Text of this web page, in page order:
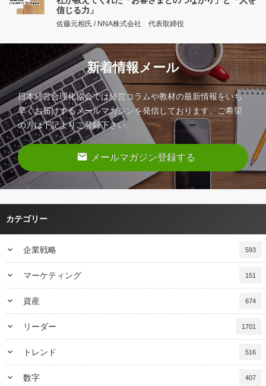
信じる力」
佐藤元相氏 / NNA株式会社 代表取締役
新着情報メール
日本経営合理化協会では経営コラムや教材の最新情報をいち
早くお届けするメールマガジンを発信しております。ご希望
の方は下記よりご登録下さい。
email メールマガジン登録する
カテゴリー
keyboard_arrow_down 企業戦略 593
keyboard_arrow_down マーケティング 151
keyboard_arrow_down 資産 674
keyboard_arrow_down リーダー 1701
keyboard_arrow_down トレンド 516
keyboard_arrow_down 数字 407